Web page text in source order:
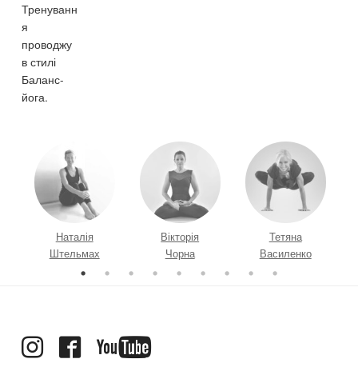
Тренуванн
я
проводжу
в стилі
Баланс-
йога.
Наталія
Штельмах
Вікторія
Чорна
Тетяна
Василенко